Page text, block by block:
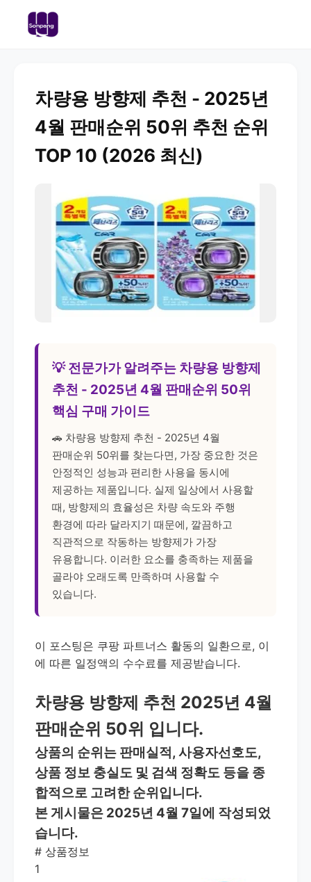
차량용 방향제 추천 - 2025년
4월 판매순위 50위 추천 순위
TOP 10 (2026 최신)
💡 전문가가 알려주는 차량용 방향제
추천 - 2025년 4월 판매순위 50위
핵심 구매 가이드
🚗 차량용 방향제 추천 - 2025년 4월
판매순위 50위를 찾는다면, 가장 중요한 것은
안정적인 성능과 편리한 사용을 동시에
제공하는 제품입니다. 실제 일상에서 사용할
때, 방향제의 효율성은 차량 속도와 주행
환경에 따라 달라지기 때문에, 깔끔하고
직관적으로 작동하는 방향제가 가장
유용합니다. 이러한 요소를 충족하는 제품을
골라야 오래도록 만족하며 사용할 수
있습니다.
이 포스팅은 쿠팡 파트너스 활동의 일환으로, 이
에 따른 일정액의 수수료를 제공받습니다.
차량용 방향제 추천 2025년 4월
판매순위 50위 입니다.
상품의 순위는 판매실적, 사용자선호도,
상품 정보 충실도 및 검색 정확도 등을 종
합적으로 고려한 순위입니다.
본 게시물은 2025년 4월 7일에 작성되었
습니다.
# 상품정보
1